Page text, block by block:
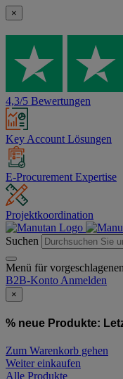
×
4,3/5 Bewertungen
Key Account Lösungen
E-Procurement Expertise
Projektkoordination
Suchen
Menü für
B2B-Konto Anmelden
×
% neue Produkte:
Zum Warenkorb gehen
Weiter einkaufen
Alle Produkte